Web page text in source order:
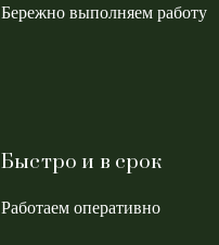
Бережно выполняем работу
Быстро и в срок
Работаем оперативно